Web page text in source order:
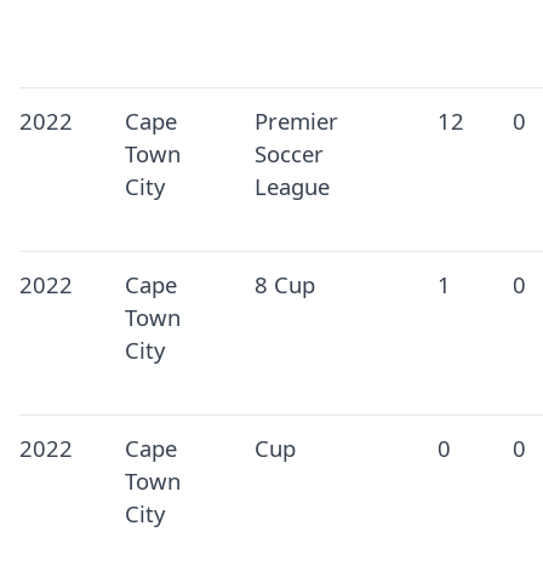
2022
Cape
Town
City
Premier
Soccer
League
12 0
2022
Cape
Town
City
8 Cup 1 0
2022
Cape
Town
City
Cup 0 0